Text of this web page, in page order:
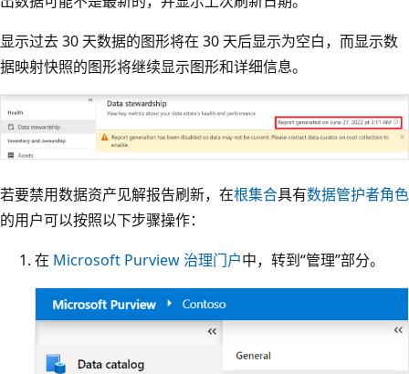
显示过去 30 天数据的图形将在 30 天后显示为空白，而显示数
据映射快照的图形将继续显示图形和详细信息。
若要禁用数据资产见解报告刷新，在根集合具有数据管护者角色
的用户可以按照以下步骤操作：
在 Microsoft Purview 治理门户中，转到“管理”部分。